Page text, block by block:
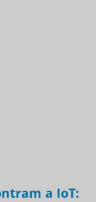
a IoT: